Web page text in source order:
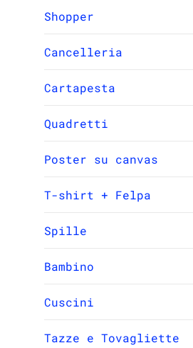
Shopper
Cancelleria
Cartapesta
Quadretti
Poster su canvas
T-shirt + Felpa
Spille
Bambino
Cuscini
Tazze e Tovagliette